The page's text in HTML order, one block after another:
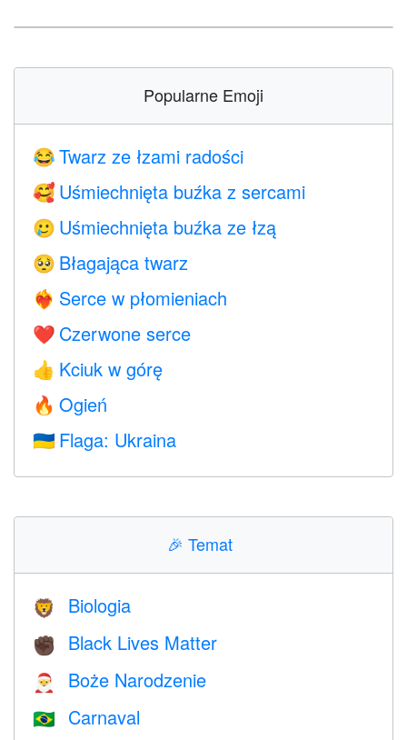
Popularne Emoji
😂 Twarz ze łzami radości
🥰 Uśmiechnięta buźka z sercami
🥲 Uśmiechnięta buźka ze łzą
🥺 Błagająca twarz
❤️‍🔥 Serce w płomieniach
❤️ Czerwone serce
👍 Kciuk w górę
🔥 Ogień
🇺🇦 Flaga: Ukraina
🎉 Temat
🦁 Biologia
✊🏿 Black Lives Matter
🎅 Boże Narodzenie
🇧🇷 Carnaval